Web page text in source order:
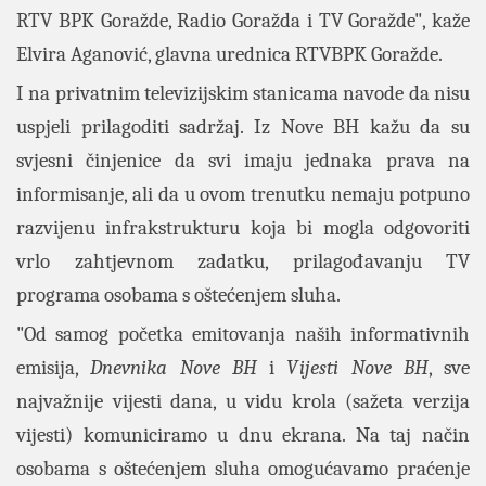
RTV BPK Goražde, Radio Goražda i TV Goražde", kaže
Elvira Aganović, glavna urednica RTVBPK Goražde.
I na privatnim televizijskim stanicama navode da nisu
uspjeli prilagoditi sadržaj. Iz Nove BH kažu da su
svjesni činjenice da svi imaju jednaka prava na
informisanje, ali da u ovom trenutku nemaju potpuno
razvijenu infrakstrukturu koja bi mogla odgovoriti
vrlo zahtjevnom zadatku, prilagođavanju TV
programa osobama s oštećenjem sluha.
"Od samog početka emitovanja naših informativnih
emisija,Dnevnika Nove BH i Vijesti Nove BH, sve
najvažnije vijesti dana, u vidu krola (sažeta verzija
vijesti) komuniciramo u dnu ekrana. Na taj način
osobama s oštećenjem sluha omogućavamo praćenje